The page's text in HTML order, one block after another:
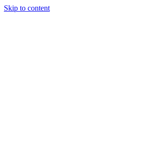
Skip to content